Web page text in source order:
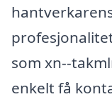
som xn--
enkelt få